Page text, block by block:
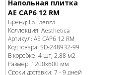
Напольная плитка
AE CAP6 12 RM
Бренд: La Faenza
Коллекция: Aesthetica
Артикул: AE CAP6 12 RM
Код товара: SD-248932-99
В коробке: 4 шт, 2.88 м2
Размер: 1200x600 мм
Сроки доставки: 7 - 9 дней